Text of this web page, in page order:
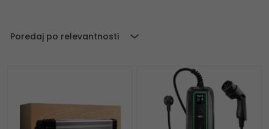
Poredaj po relevantnosti